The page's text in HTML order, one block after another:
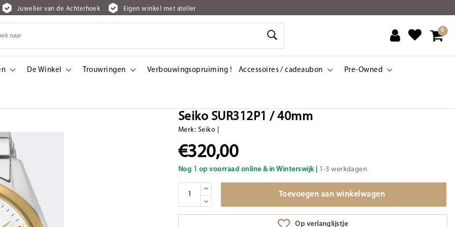
Juwelier van de Achterhoek Eigen winkel met atelier
0
De Winkel Trouwringen Verbouwingsopruiming ! Accessoires / cadeaubon Pre-Owned
Seiko SUR312P1 / 40mm
Merk: Seiko
€320,00
Nog 1 op voorraad online & in Winterswijk| 1-3 werkdagen
Toevoegen aan winkelwagen
Op verlanglijstje